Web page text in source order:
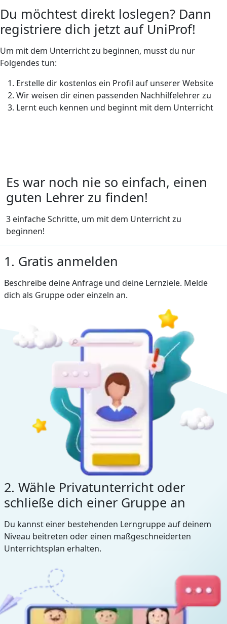
Du möchtest direkt loslegen? Dann
registriere dich jetzt auf UniProf!
Um mit dem Unterricht zu beginnen, musst du nur
Folgendes tun:
Erstelle dir kostenlos ein Profil auf unserer Website
Wir weisen dir einen passenden Nachhilfelehrer zu
Lernt euch kennen und beginnt mit dem Unterricht
Es war noch nie so einfach, einen
guten Lehrer zu finden!
3 einfache Schritte, um mit dem Unterricht zu
beginnen!
1. Gratis anmelden
Beschreibe deine Anfrage und deine Lernziele. Melde
dich als Gruppe oder einzeln an.
2. Wähle Privatunterricht oder
schließe dich einer Gruppe an
Du kannst einer bestehenden Lerngruppe auf deinem
Niveau beitreten oder einen maßgeschneiderten
Unterrichtsplan erhalten.